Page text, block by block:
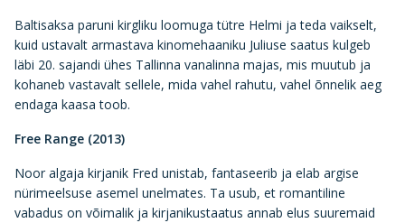
Baltisaksa paruni kirgliku loomuga tütre Helmi ja teda vaikselt,
kuid ustavalt armastava kinomehaaniku Juliuse saatus kulgeb
läbi 20. sajandi ühes Tallinna vanalinna majas, mis muutub ja
kohaneb vastavalt sellele, mida vahel rahutu, vahel õnnelik aeg
endaga kaasa toob.
Free Range (2013)
Noor algaja kirjanik Fred unistab, fantaseerib ja elab argise
nürimeelsuse asemel unelmates. Ta usub, et romantiline
vabadus on võimalik ja kirjanikustaatus annab elus suuremaid